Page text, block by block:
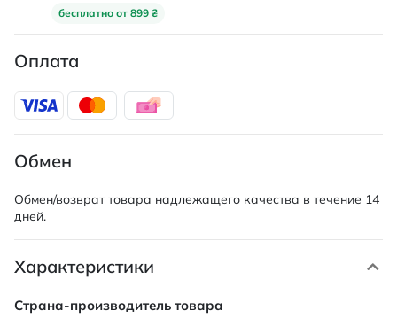
бесплатно от 899 ₴
Оплата
Обмен
Обмен/возврат товара надлежащего качества в течение 14
дней.
Характеристики
Характеристики